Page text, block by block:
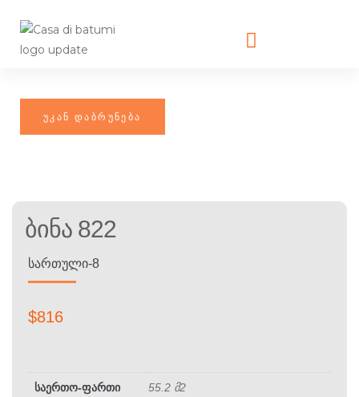
Ბინა 822
ᲡᲐᲠᲗᲣᲚᲘ-8
$816
საერთო-ფართი 55.2 მ2